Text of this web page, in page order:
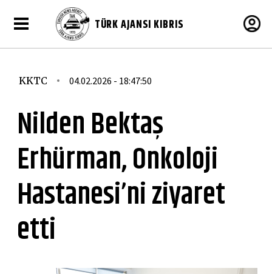
TÜRK AJANSI KIBRIS
KKTC 04.02.2026 - 18:47:50
Nilden Bektaş
Erhürman, Onkoloji
Hastanesi’ni ziyaret
etti